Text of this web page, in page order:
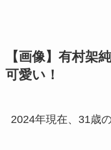
【画像】有村架
可愛い！
2024年現在、31歳